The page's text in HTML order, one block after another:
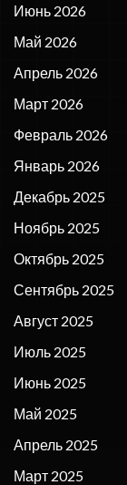
Июнь 2026
Май 2026
Апрель 2026
Март 2026
Февраль 2026
Январь 2026
Декабрь 2025
Ноябрь 2025
Октябрь 2025
Сентябрь 2025
Август 2025
Июль 2025
Июнь 2025
Май 2025
Апрель 2025
Март 2025